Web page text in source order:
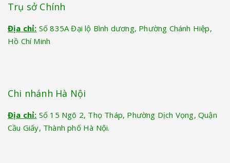
Trụ sở Chính
Địa chỉ: Số 835A Đại lộ Bình dương, Phường Chánh Hiệp,
Hồ Chí Minh
Chi nhánh Hà Nội
Địa chỉ: Số 15 Ngõ 2, Thọ Tháp, Phường Dịch Vọng, Quận
Cầu Giấy, Thành phố Hà Nội.